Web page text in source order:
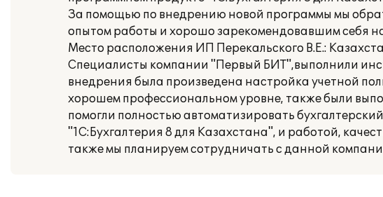
За помощью по внедрению новой программы мы
опытом работы и хорошо зарекомендовавшим себя
Место расположения ИП Перекальского В.Е.:
Специалисты компании "Первый БИТ",выполнили
внедрения была произведена настройка учетной
хорошем профессиональном уровне, также были
помогли полностью автоматизировать
"1С:Бухгалтерия 8 для Казахстана", и работой,
также мы планируем сотрудничать с данной